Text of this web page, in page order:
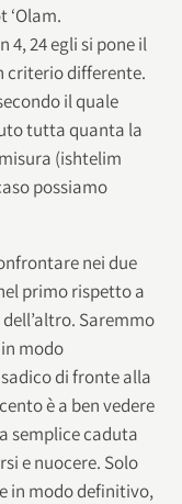
‘Olam.
4, 24 egli si pone il
criterio differente.
il quale
tutta quanta la
(ishtelim
possiamo
nei due
primo rispetto a
Saremmo
modo
di fronte alla
è a ben vedere
semplice caduta
e nuocere. Solo
in modo definitivo,